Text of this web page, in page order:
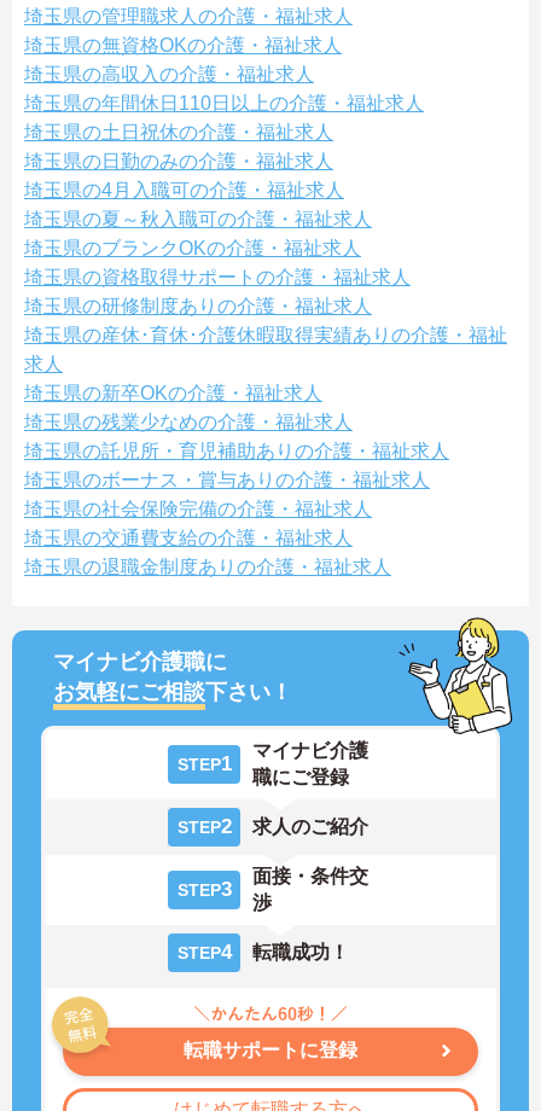
埼玉県の管理職求人の介護・福祉求人
埼玉県の無資格OKの介護・福祉求人
埼玉県の高収入の介護・福祉求人
埼玉県の年間休日110日以上の介護・福祉求人
埼玉県の土日祝休の介護・福祉求人
埼玉県の日勤のみの介護・福祉求人
埼玉県の4月入職可の介護・福祉求人
埼玉県の夏～秋入職可の介護・福祉求人
埼玉県のブランクOKの介護・福祉求人
埼玉県の資格取得サポートの介護・福祉求人
埼玉県の研修制度ありの介護・福祉求人
埼玉県の産休･育休･介護休暇取得実績ありの介護・福祉
求人
埼玉県の新卒OKの介護・福祉求人
埼玉県の残業少なめの介護・福祉求人
埼玉県の託児所・育児補助ありの介護・福祉求人
埼玉県のボーナス・賞与ありの介護・福祉求人
埼玉県の社会保険完備の介護・福祉求人
埼玉県の交通費支給の介護・福祉求人
埼玉県の退職金制度ありの介護・福祉求人
マイナビ介護職に
お気軽にご相談下さい！
STEP1
マイナビ介護
職にご登録
STEP2 求人のご紹介
STEP3
面接・条件交
渉
STEP4 転職成功！
転職サポートに登録